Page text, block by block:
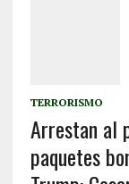
TERRORISMO
Arrestan al
paquetes